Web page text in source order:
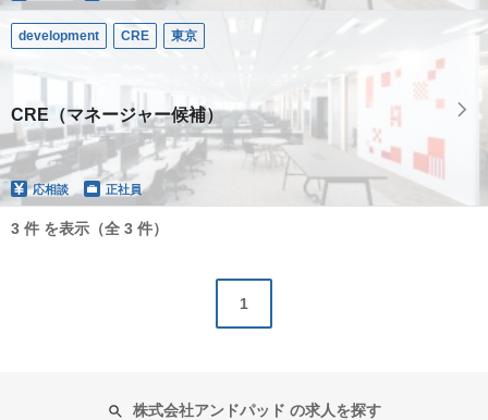
development CRE 東京
CRE（マネージャー候補）
応相談 正社員
3 件 を表示（全 3 件）
1
株式会社アンドパッド の求人を探す